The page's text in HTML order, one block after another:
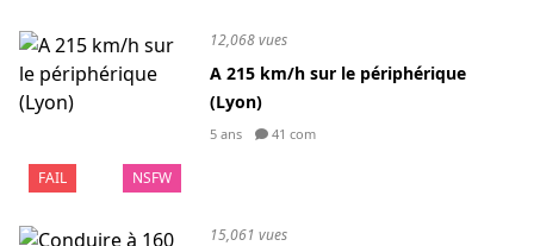
FAIL NSFW
12,068 vues
A 215 km/h sur le périphérique
(Lyon)
5 ans 41 com
15,061 vues